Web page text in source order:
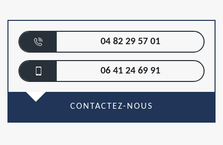
04 82 29 57 01
06 41 24 69 91
CONTACTEZ-NOUS